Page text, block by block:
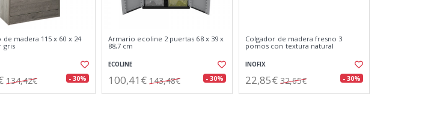
de madera 115 x 60 x 24
gris
134,42€ - 30%
Armario ecoline 2 puertas 68 x 39 x
88,7 cm
ECOLINE
100,41€ 143,48€ - 30%
Colgador de madera fresno 3
pomos con textura natural
INOFIX
22,85€ 32,65€ - 30%